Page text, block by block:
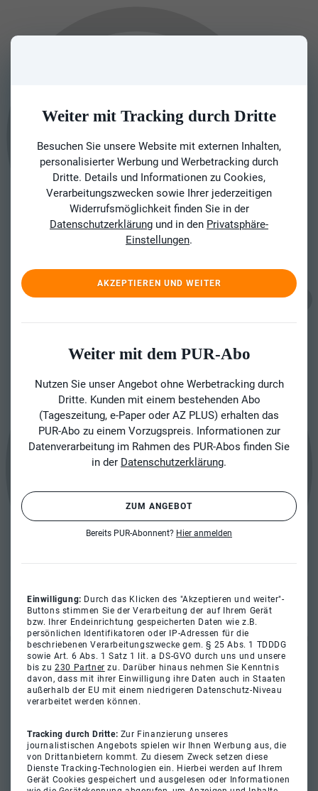
Weiter mit Tracking durch Dritte
Besuchen Sie unsere Website mit externen Inhalten,
personalisierter Werbung und Werbetracking durch
Dritte. Details und Informationen zu Cookies,
Verarbeitungszwecken sowie Ihrer jederzeitigen
Widerrufsmöglichkeit finden Sie in der
Datenschutzerklärung und in den Privatsphäre-
Einstellungen.
AKZEPTIEREN UND WEITER
Weiter mit dem PUR-Abo
Nutzen Sie unser Angebot ohne Werbetracking durch
Dritte. Kunden mit einem bestehenden Abo
(Tageszeitung, e-Paper oder AZ PLUS) erhalten das
PUR-Abo zu einem Vorzugspreis. Informationen zur
Datenverarbeitung im Rahmen des PUR-Abos finden Sie
in der Datenschutzerklärung.
ZUM ANGEBOT
Bereits PUR-Abonnent? Hier anmelden
Einwilligung: Durch das Klicken des "Akzeptieren und weiter"-
Buttons stimmen Sie der Verarbeitung der auf Ihrem Gerät
bzw. Ihrer Endeinrichtung gespeicherten Daten wie z.B.
persönlichen Identifikatoren oder IP-Adressen für die
beschriebenen Verarbeitungszwecke gem. § 25 Abs. 1 TDDDG
sowie Art. 6 Abs. 1 Satz 1 lit. a DS-GVO durch uns und unsere
bis zu230 Partner zu. Darüber hinaus nehmen Sie Kenntnis
davon, dass mit ihrer Einwilligung ihre Daten auch in Staaten
außerhalb der EU mit einem niedrigeren Datenschutz-Niveau
verarbeitet werden können.
Tracking durch Dritte: Zur Finanzierung unseres
journalistischen Angebots spielen wir Ihnen Werbung aus, die
von Drittanbietern kommt. Zu diesem Zweck setzen diese
Dienste Tracking-Technologien ein. Hierbei werden auf Ihrem
Gerät Cookies gespeichert und ausgelesen oder Informationen